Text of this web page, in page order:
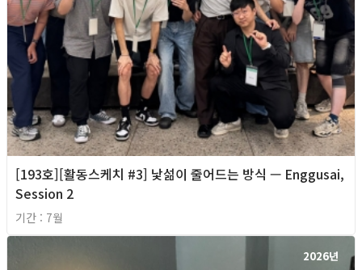
[193호][활동스케치 #3] 낯섦이 줄어드는 방식 — Enggusai,
Session 2
기간 : 7월
2026년